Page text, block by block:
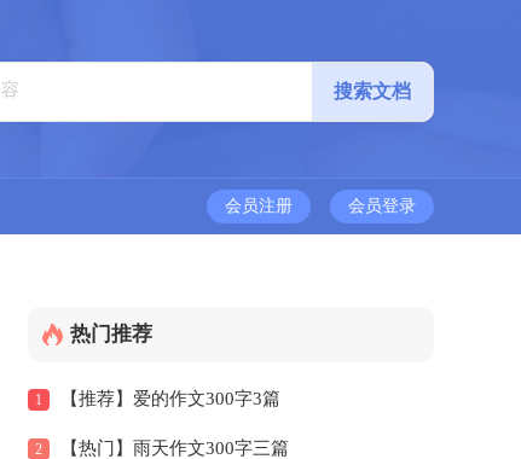
会员登录
会员注册
热门推荐
1 【推荐】爱的作文300字3篇
2 【热门】雨天作文300字三篇